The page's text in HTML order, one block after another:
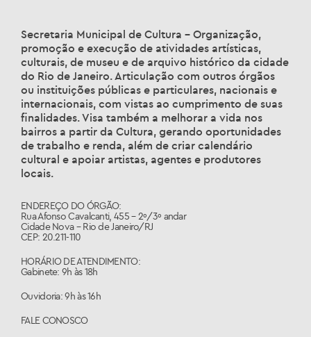
Secretaria Municipal de Cultura – Organização,
promoção e execução de atividades artísticas,
culturais, de museu e de arquivo histórico da cidade
do Rio de Janeiro. Articulação com outros órgãos
ou instituições públicas e particulares, nacionais e
internacionais, com vistas ao cumprimento de suas
finalidades. Visa também a melhorar a vida nos
bairros a partir da Cultura, gerando oportunidades
de trabalho e renda, além de criar calendário
cultural e apoiar artistas, agentes e produtores
locais.
ENDEREÇO DO ÓRGÃO:
Rua Afonso Cavalcanti, 455 – 2º/3º andar
Cidade Nova – Rio de Janeiro/RJ
CEP: 20.211-110
HORÁRIO DE ATENDIMENTO:
Gabinete: 9h às 18h
Ouvidoria: 9h às 16h
FALE CONOSCO